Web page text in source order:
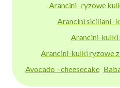
Arancini -ryzowe
Arancini siciliani-
Arancini-kulki
Arancini-kulki ryzowe
Avocado - cheesecake